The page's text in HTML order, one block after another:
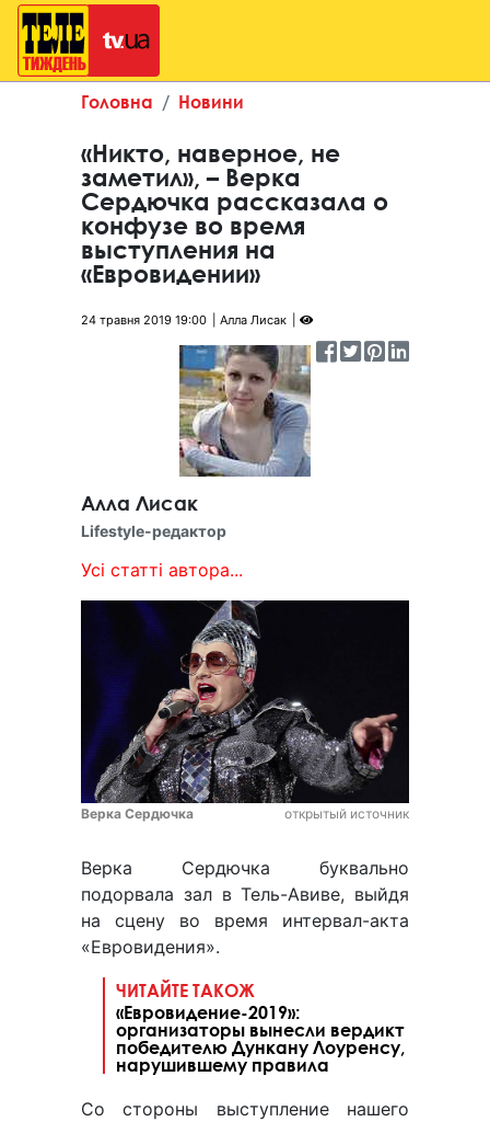
Головна Новини
«Никто, наверное, не
заметил», – Верка
Сердючка рассказала о
конфузе во время
выступления на
«Евровидении»
24 травня 2019 19:00 Алла Лисак
Алла Лисак
Lifestyle-редактор
Усі статті автора...
Верка Сердючка открытый источник
Верка Сердючка буквально
подорвала зал в Тель-Авиве, выйдя
на сцену во время интервал-акта
«Евровидения».
ЧИТАЙТЕ ТАКОЖ
«Евровидение-2019»:
организаторы вынесли вердикт
победителю Дункану Лоуренсу,
нарушившему правила
Со стороны выступление нашего